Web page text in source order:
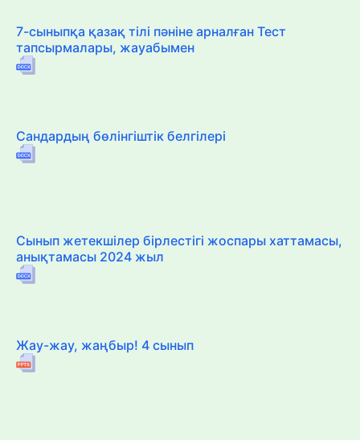
7-сыныпқа қазақ тілі пәніне арналған Тест
тапсырмалары, жауабымен
Сандардың бөлінгіштік белгілері
Сынып жетекшілер бірлестігі жоспары хаттамасы,
анықтамасы 2024 жыл
Жау-жау, жаңбыр! 4 сынып